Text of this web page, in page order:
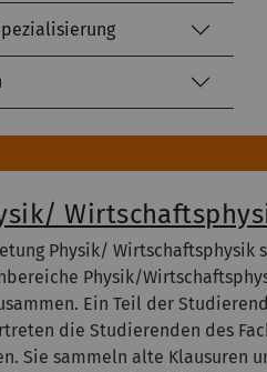
Physik/ Wirtschaftsphysik
Physik/
Ein Teil der
die Studierenden des
Sie sammeln alte Klausuren